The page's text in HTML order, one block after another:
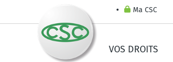
Ma CSC
VOS DROITS